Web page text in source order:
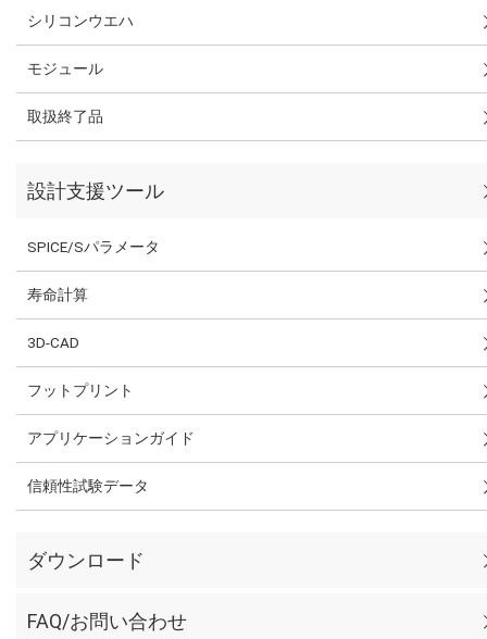
シリコンウエハ
モジュール
取扱終了品
設計支援ツール
SPICE/Sパラメータ
寿命計算
3D-CAD
フットプリント
アプリケーションガイド
信頼性試験データ
ダウンロード
FAQ/お問い合わせ